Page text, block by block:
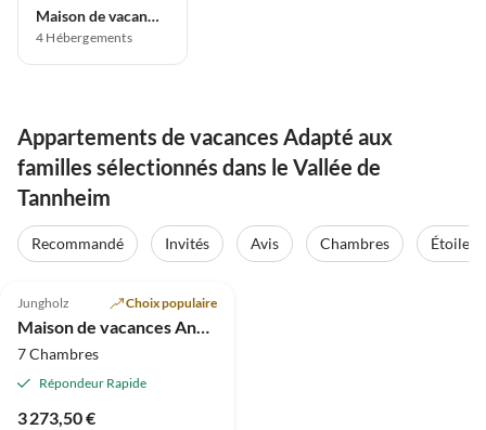
Maison de vacances
4 Hébergements
Appartements de vacances Adapté aux
familles sélectionnés dans le Vallée de
Tannheim
Recommandé Invités Avis Chambres
Étoiles
Jungholz Choix populaire
Maison de vacances Ancienne Menuiserie
7 Chambres
Répondeur Rapide
3 273,50 €